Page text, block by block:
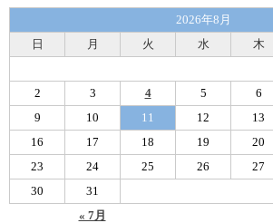
2026年8月
日
月 火 水 木
« 7月
2
3 4 5 6
9
10 11 12 13
16
17 18 19 20
23
24 25 26 27
30
31